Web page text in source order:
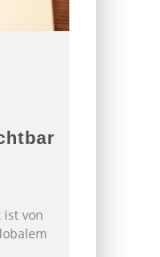
von